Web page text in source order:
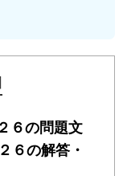
６の問題文
６の解答・